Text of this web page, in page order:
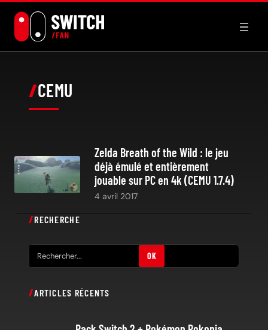
contenu
CEMU
Zelda Breath of the Wild : le jeu
déjà émulé et entièrement
jouable sur PC en 4k (CEMU 1.7.4)
4 avril 2017
RECHERCHE
e
h
OK
ARTICLES RÉCENTS